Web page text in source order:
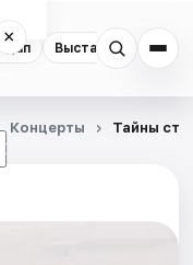
Выставки
×
☾
Концерты Тайны